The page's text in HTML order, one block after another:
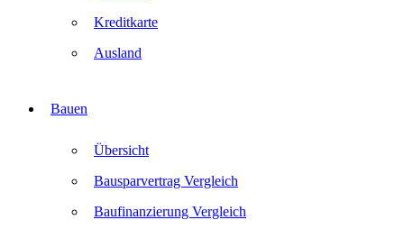
Kreditkarte
Ausland
Bauen
Übersicht
Bausparvertrag Vergleich
Baufinanzierung Vergleich